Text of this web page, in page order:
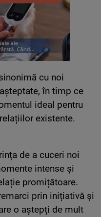
cu noi
în timp ce
ideal pentru
existente.
de a cuceri noi
intense și
promițătoare.
prin inițiativă și
o aștepți de mult